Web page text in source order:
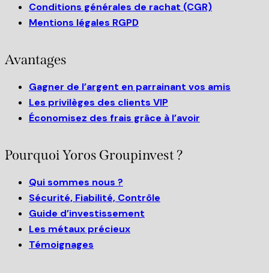
Conditions générales de rachat (CGR)
Mentions légales RGPD
Avantages
Gagner de l’argent en parrainant vos amis
Les privilèges des clients VIP
Économisez des frais grâce à l’avoir
Pourquoi Yoros Groupinvest ?
Qui sommes nous ?
Sécurité, Fiabilité, Contrôle
Guide d’investissement
Les métaux précieux
Témoignages